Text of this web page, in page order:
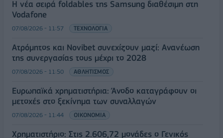
Η νέα σειρά foldables της Samsung διαθέσιμη στη
Vodafone
07/08/2026 - 11:57 ΤΕΧΝΟΛΟΓΙΑ
Ατρόμητος και Novibet συνεχίζουν μαζί: Ανανέωση
της συνεργασίας τους μέχρι το 2028
07/08/2026 - 11:50 ΑΘΛΗΤΙΣΜΟΣ
Ευρωπαϊκά χρηματιστήρια: Άνοδο καταγράφουν οι
μετοχές στο ξεκίνημα των συναλλαγών
07/08/2026 - 11:44 ΟΙΚΟΝΟΜΙΑ
Χρηματιστήριο: Στις 2.606,72 μονάδες ο Γενικός